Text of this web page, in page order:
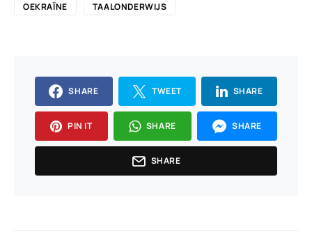
OEKRAÏNE TAALONDERWIJS
SHARE TWEET SHARE
PIN IT SHARE SHARE
SHARE